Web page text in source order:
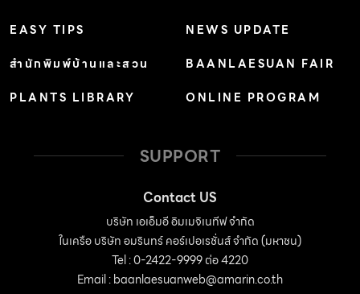
ไม้ สร้างความอบอุ่นให้พื้นที่โดยรอบ เมื่อลงมายังชั้นล่างสุดที่
เชสเตอร์ฟิลด์หนังอิตาลี […]
EASY TIPS
สำนักพิมพ์บ้านและสวน
PLANTS LIBRARY
NEWS UPDATE
BAANLAESUAN FAIR
ONLINE PROGRAM
SUPPORT
Contact US
บริษัท เอเอ็มอี อิมเมจิเนทีฟ จำกัด
ในเครือ บริษัท อมรินทร์ คอร์เปอเรชั่นส์ จำกัด (มหาชน)
Tel : 0-2422-9999 ต่อ 4220
Email :baanlaesuanweb@amarin.co.th